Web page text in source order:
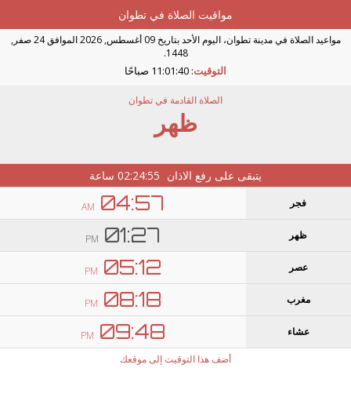
مواقيت الصلاة في تطوان
مواعيد الصلاة في مدينة تطوان، اليوم الأحد بتاريخ 09 أغسطس, 2026 الموافق 24 صفر,
1448.
التوقيت: 11:01:39 صباحًا
الصلاة القادمة في تطوان
ظهر
يتبقى على رفع الاذان 02:24:54 ساعة
فجر
ظهر
عصر
مغرب
عشاء
04:57
AM
01:27
PM
05:12
PM
08:18
PM
09:48
PM
أضف هذا التوقيت إلى موقعك